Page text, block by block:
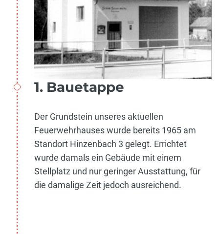
1. Bauetappe
Der Grundstein unseres aktuellen
Feuerwehrhauses wurde bereits 1965 am
Standort Hinzenbach 3 gelegt. Errichtet
wurde damals ein Gebäude mit einem
Stellplatz und nur geringer Ausstattung, für
die damalige Zeit jedoch ausreichend.